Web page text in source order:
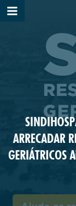
ARRECADAR
GERIÁTRICOS